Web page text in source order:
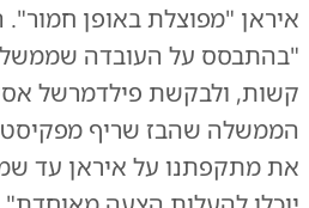
איראן "מפוצלת באופן חמור".
"בהתבסס על העובדה
קשות, ולבקשת פילדמרשל
הממשלה שהבז שריף
את מתקפתנו על איראן עד